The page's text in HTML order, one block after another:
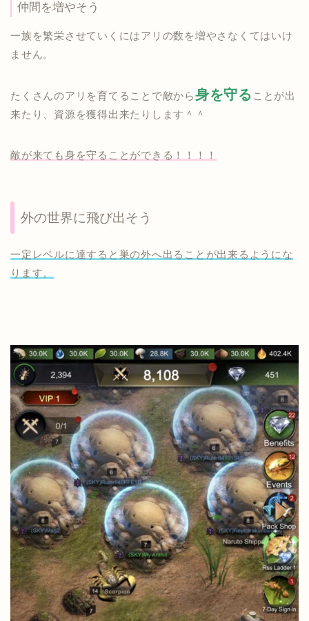
仲間を増やそう
一族を繁栄させていくにはアリの数を増やさなくてはいけ
ません。
たくさんのアリを育てることで敵から身を守る ことが出
来たり、資源を獲得出来たりします＾＾
敵が来ても身を守ることができる！！！！
外の世界に飛び出そう
一定レベルに達すると巣の外へ出ることが出来るようにな
ります。